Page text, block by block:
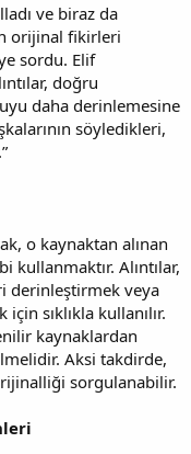
ve biraz da
orijinal fikirleri
sordu. Elif
doğru
daha derinlemesine
söyledikleri,
o kaynaktan alınan
Alıntılar,
derinleştirmek veya
sıklıkla kullanılır.
kaynaklardan
Aksi takdirde,
sorgulanabilir.